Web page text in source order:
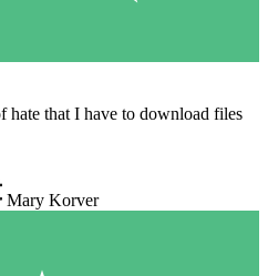
hate that I have to download files
Mary Korver